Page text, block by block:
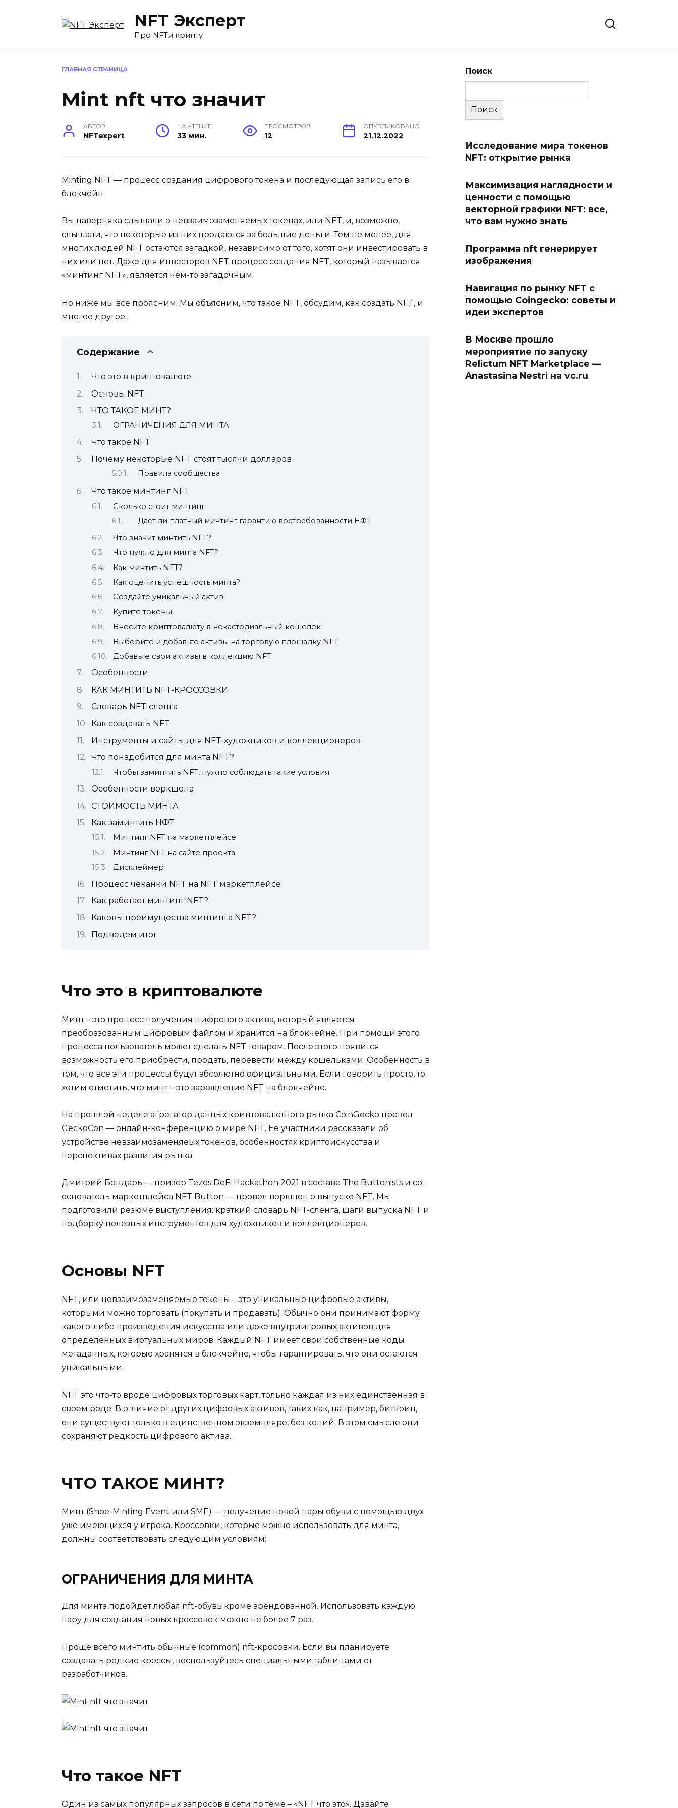
NFT Эксперт
Про NFTи крипту
ГЛАВНАЯ СТРАНИЦА
Mint nft что значит
АВТОР
NFTexpert
НА ЧТЕНИЕ
33 мин.
ПРОСМОТРОВ
12
ОПУБЛИКОВАНО
21.12.2022
Minting NFT — процесс создания цифрового токена и последующая запись его в
блокчейн.
Вы наверняка слышали о невзаимозаменяемых токенах, или NFT, и, возможно,
слышали, что некоторые из них продаются за большие деньги. Тем не менее, для
многих людей NFT остаются загадкой, независимо от того, хотят они инвестировать в
них или нет. Даже для инвесторов NFT процесс создания NFT, который называется
«минтинг NFT», является чем-то загадочным.
Но ниже мы все проясним. Мы объясним, что такое NFT, обсудим, как создать NFT, и
многое другое.
Содержание
Что это в криптовалюте
Основы NFT
ЧТО ТАКОЕ МИНТ?
ОГРАНИЧЕНИЯ ДЛЯ МИНТА
Что такое NFT
Почему некоторые NFT стоят тысячи долларов
Правила сообщества
Что такое минтинг NFT
Сколько стоит минтинг
Дает ли платный минтинг гарантию востребованности НФТ
Что значит минтить NFT?
Что нужно для минта NFT?
Как минтить NFT?
Как оценить успешность минта?
Создайте уникальный актив
Купите токены
Внесите криптовалюту в некастодиальный кошелек
Выберите и добавьте активы на торговую площадку NFT
Добавьте свои активы в коллекцию NFT
Особенности
КАК МИНТИТЬ NFT-КРОССОВКИ
Словарь NFT-сленга
Как создавать NFT
Инструменты и сайты для NFT-художников и коллекционеров
Что понадобится для минта NFT?
Чтобы заминтить NFT, нужно соблюдать такие условия
Особенности воркшопа
СТОИМОСТЬ МИНТА
Как заминтить НФТ
Минтинг NFT на маркетплейсе
Минтинг NFT на сайте проекта
Дисклеймер
Процесс чеканки NFT на NFT маркетплейсе
Как работает минтинг NFT?
Каковы преимущества минтинга NFT?
Подведем итог
Что это в криптовалюте
Минт – это процесс получения цифрового актива, который является
преобразованным цифровым файлом и хранится на блокчейне. При помощи этого
процесса пользователь может сделать NFT товаром. После этого появится
возможность его приобрести, продать, перевести между кошельками. Особенность в
том, что все эти процессы будут абсолютно официальными. Если говорить просто, то
хотим отметить, что минт – это зарождение NFT на блокчейне.
На прошлой неделе агрегатор данных криптовалютного рынка CoinGecko провел
GeckoCon — онлайн-конференцию о мире NFT. Ее участники рассказали об
устройстве невзаимозаменяеых токенов, особенностях криптоискусства и
перспективах развития рынка.
Дмитрий Бондарь — призер Tezos DeFi Hackathon 2021 в составе The Buttonists и со-
основатель маркетплейса NFT Button — провел воркшоп о выпуске NFT. Мы
подготовили резюме выступления: краткий словарь NFT-сленга, шаги выпуска NFT и
подборку полезных инструментов для художников и коллекционеров.
Основы NFT
NFT, или невзаимозаменяемые токены – это уникальные цифровые активы,
которыми можно торговать (покупать и продавать). Обычно они принимают форму
какого-либо произведения искусства или даже внутриигровых активов для
определенных виртуальных миров. Каждый NFT имеет свои собственные коды
метаданных, которые хранятся в блокчейне, чтобы гарантировать, что они остаются
уникальными.
NFT это что-то вроде цифровых торговых карт, только каждая из них единственная в
своем роде. В отличие от других цифровых активов, таких как, например, биткоин,
они существуют только в единственном экземпляре, без копий. В этом смысле они
сохраняют редкость цифрового актива.
ЧТО ТАКОЕ МИНТ?
Минт (Shoe-Minting Event или SME) — получение новой пары обуви с помощью двух
уже имеющихся у игрока. Кроссовки, которые можно использовать для минта,
должны соответствовать следующим условиям:
ОГРАНИЧЕНИЯ ДЛЯ МИНТА
Для минта подойдёт любая nft-обувь кроме арендованной. Использовать каждую
пару для создания новых кроссовок можно не более 7 раз.
Проще всего минтить обычные (common) nft-кросовки. Если вы планируете
создавать редкие кроссы, воспользуйтесь специальными таблицами от
разработчиков.
Что такое NFT
Один из самых популярных запросов в сети по теме – «NFT что это». Давайте
Поиск
Поиск
Исследование мира токенов
NFT: открытие рынка
Максимизация наглядности и
ценности с помощью
векторной графики NFT: все,
что вам нужно знать
Программа nft генерирует
изображения
Навигация по рынку NFT с
помощью Coingecko: советы и
идеи экспертов
В Москве прошло
мероприятие по запуску
Relictum NFT Marketplace —
Anastasina Nestri на vc.ru